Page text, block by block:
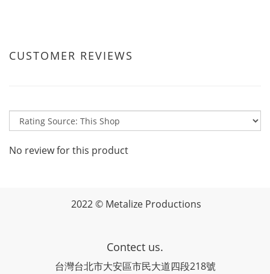
CUSTOMER REVIEWS
No review for this product
2022 © Metalize Productions
Contect us.
台灣台北市大安區市民大道四段218號